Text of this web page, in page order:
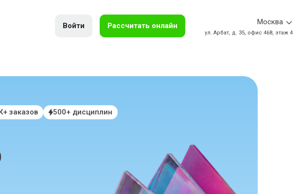
Войти Рассчитать онлайн Москва
ул. Арбат, д. 35, офис 468, этаж 4
заказов 500+ дисциплин